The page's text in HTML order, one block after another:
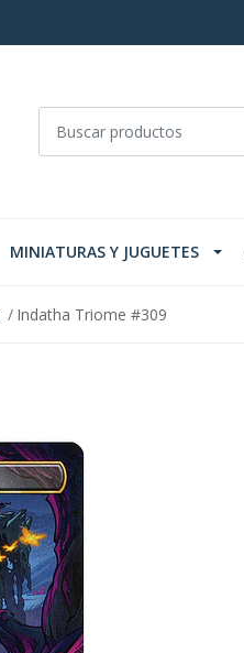
MINIATURAS Y JUGUETES
Indatha Triome #309